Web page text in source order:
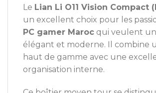
Le Lian Li O11 Vision Compact
un excellent choix pour les
PC gamer Maroc qui veulent
élégant et moderne. Il combine
haut de gamme avec une
organisation interne.